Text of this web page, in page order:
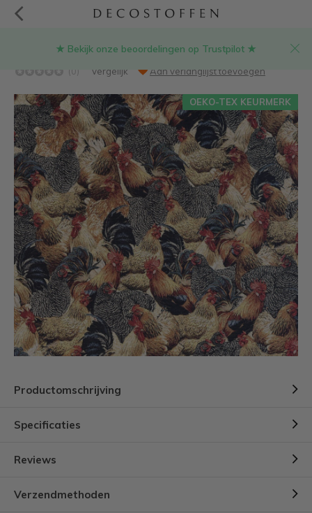
★ Bekijk onze beoordelingen op Trustpilot ★
Kippen gobelin
(0) Vergelijk Aan verlanglijst toevoegen
OEKO-TEX KEURMERK
Productomschrijving
Specificaties
Reviews
Verzendmethoden